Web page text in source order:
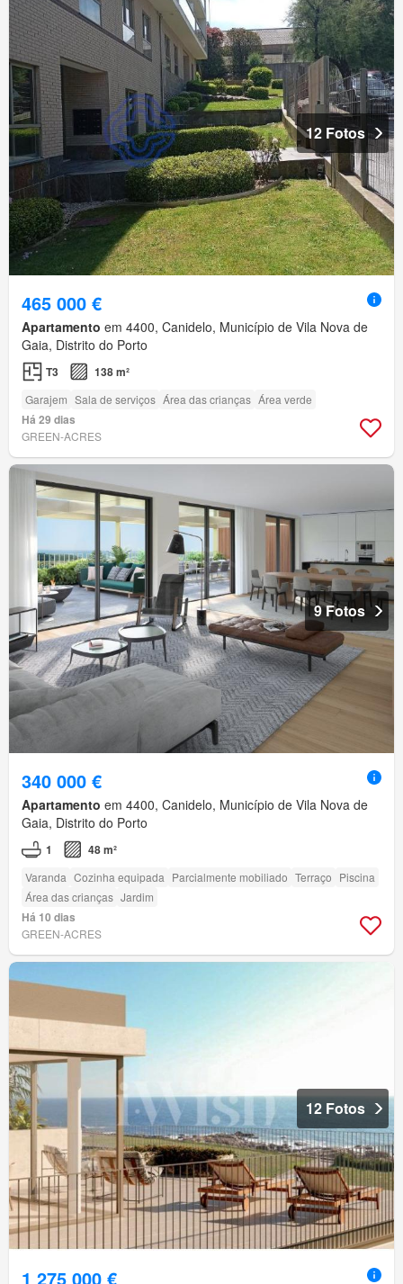
12 Fotos
465 000 €
Apartamento em 4400, Canidelo, Município de Vila Nova de
Gaia, Distrito do Porto
T3 138 m²
Garajem Sala de serviços Área das crianças Área verde
Há 29 dias
GREEN-ACRES
9 Fotos
340 000 €
Apartamento em 4400, Canidelo, Município de Vila Nova de
Gaia, Distrito do Porto
1 48 m²
Varanda Cozinha equipada Parcialmente mobiliado Terraço Piscina
Área das crianças Jardim
Há 10 dias
GREEN-ACRES
12 Fotos
1 275 000 €